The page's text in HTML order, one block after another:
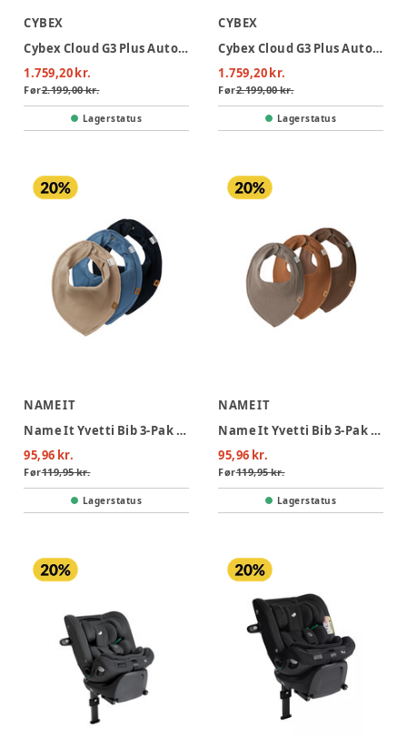
CYBEX
Cybex Cloud G3 Plus Autostol - Almond Beige
1.759,20 kr.
Før2.199,00 kr.
Lagerstatus
CYBEX
Cybex Cloud G3 Plus Autostol - Moss Green
1.759,20 kr.
Før2.199,00 kr.
Lagerstatus
NAME IT
Name It Yvetti Bib 3-Pak - Dark Sapphire
95,96 kr.
Før119,95 kr.
Lagerstatus
NAME IT
Name It Yvetti Bib 3-Pak - Mustang
95,96 kr.
Før119,95 kr.
Lagerstatus